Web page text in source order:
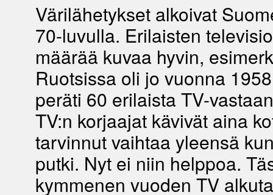
Värilähetykset alkoivat
70-luvulla. Erilaisten
määrää kuvaa hyvin,
Ruotsissa oli jo vuonna
peräti 60 erilaista TV-
TV:n korjaajat kävivät aina
tarvinnut vaihtaa yleensä
putki. Nyt ei niin helppoa.
kymmenen vuoden TV